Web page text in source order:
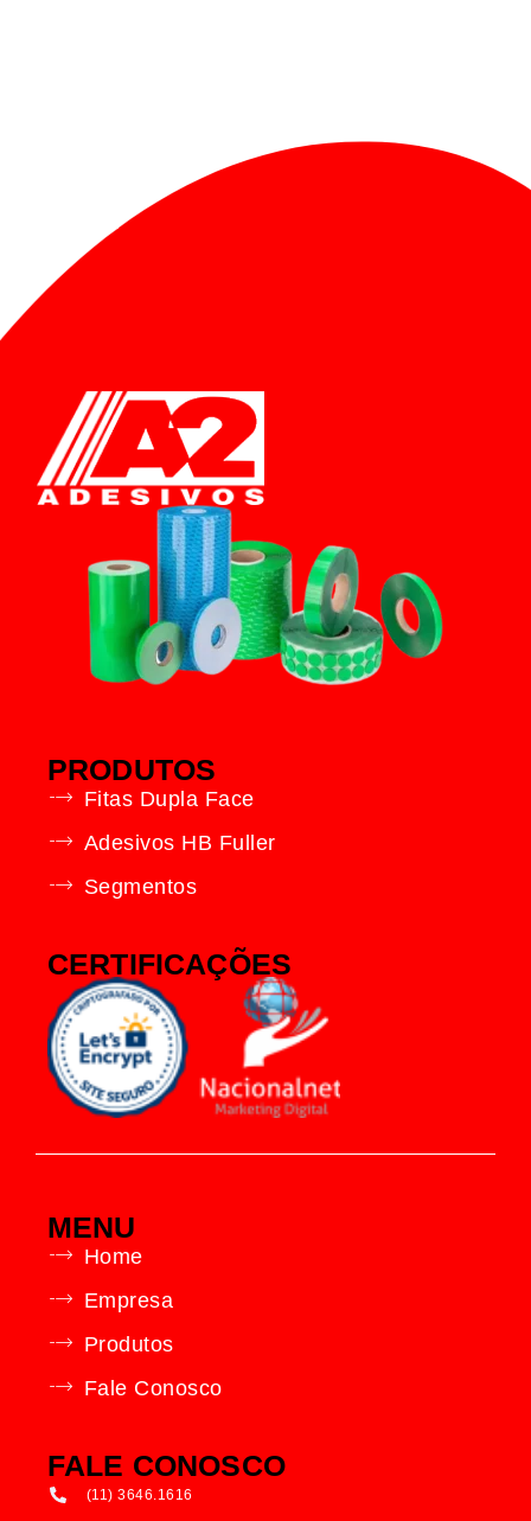
PRODUTOS
Fitas Dupla Face
Adesivos HB Fuller
Segmentos
CERTIFICAÇÕES
MENU
Home
Empresa
Produtos
Fale Conosco
FALE CONOSCO
(11) 3646.1616